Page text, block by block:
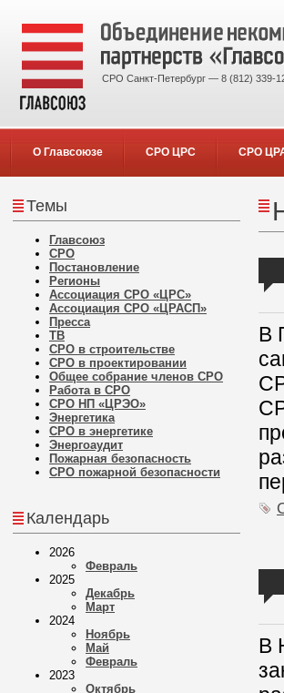
СРО Санкт-Петербург — 8 (812) 339-
О Главсоюзе СРО ЦРС СРО
Темы
Главсоюз
СРО
Постановление
Регионы
Ассоциация СРО «ЦРС»
Ассоциация СРО «ЦРАСП»
Пресса
ТВ
СРО в строительстве
СРО в проектировании
Общее собрание членов СРО
Работа в СРО
СРО НП «ЦРЭО»
Энергетика
СРО в энергетике
Энергоаудит
Пожарная безопасность
СРО пожарной безопасности
Календарь
2026
Февраль
2025
Декабрь
Март
2024
Ноябрь
Май
Февраль
2023
Октябрь
В
В